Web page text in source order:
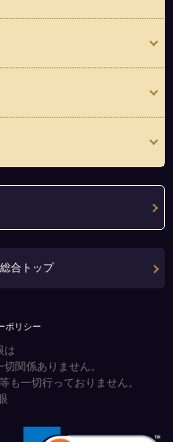
総合トップ
ポリシー
は
関係ありません。
も一切行っておりません。